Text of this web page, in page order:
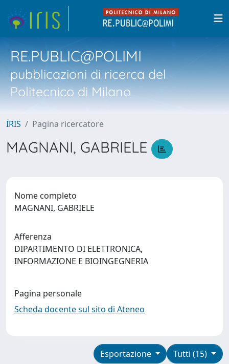
RE.PUBLIC@POLIMI
pubblicazioni di ricerca del
Politecnico di Milano
IRIS Pagina ricercatore
MAGNANI, GABRIELE
Nome completo
MAGNANI, GABRIELE
Afferenza
DIPARTIMENTO DI ELETTRONICA,
INFORMAZIONE E BIOINGEGNERIA
Pagina personale
Scheda docente sul sito di Ateneo
Tutti (15)
Esportazione